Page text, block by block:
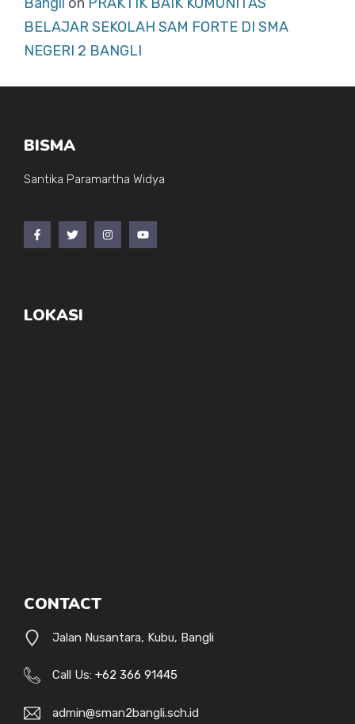
BELAJAR SEKOLAH SAM FORTE DI SMA
NEGERI 2 BANGLI
BISMA
Santika Paramartha Widya
LOKASI
CONTACT
Jalan Nusantara, Kubu, Bangli
Call Us: +62 366 91445
admin@sman2bangli.sch.id